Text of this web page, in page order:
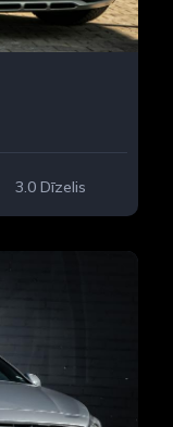
3.0 Dīzelis